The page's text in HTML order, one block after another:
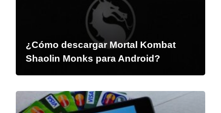
¿Cómo descargar Mortal Kombat
Shaolin Monks para Android?